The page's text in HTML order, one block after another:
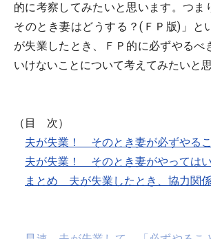
的に考察してみたいと思います。つま
そのとき妻はどうする？(ＦＰ版)」と
が失業したとき、ＦＰ的に必ずやるべ
いけないことについて考えてみたいと思
（目 次）
夫が失業！ そのとき妻が必ずやるこ
夫が失業！ そのとき妻がやっては
まとめ 夫が失業したとき、協力関係